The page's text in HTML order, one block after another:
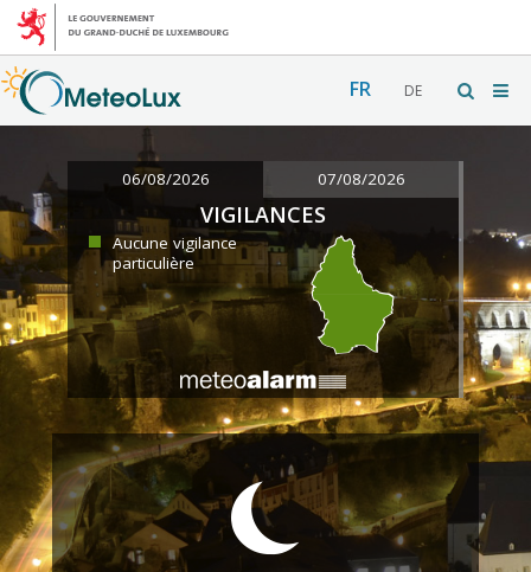
FR DE
06/08/2026 07/08/2026
VIGILANCES
Aucune vigilance
particulière